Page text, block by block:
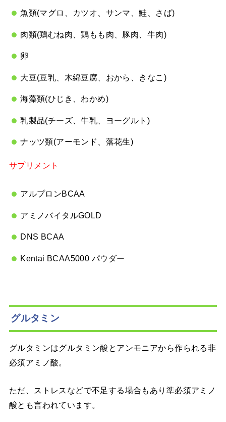
魚類(マグロ、カツオ、サンマ、鮭、さば)
肉類(鶏むね肉、鶏もも肉、豚肉、牛肉)
卵
大豆(豆乳、木綿豆腐、おから、きなこ)
海藻類(ひじき、わかめ)
乳製品(チーズ、牛乳、ヨーグルト)
ナッツ類(アーモンド、落花生)
サプリメント
アルプロンBCAA
アミノバイタルGOLD
DNS BCAA
Kentai BCAA5000 パウダー
グルタミン
グルタミンはグルタミン酸とアンモニアから作られる非
必須アミノ酸。
ただ、ストレスなどで不足する場合もあり準必須アミノ
酸とも言われています。